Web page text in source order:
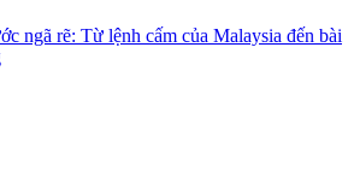
ngã rẽ: Từ lệnh cấm của Malaysia đến bài